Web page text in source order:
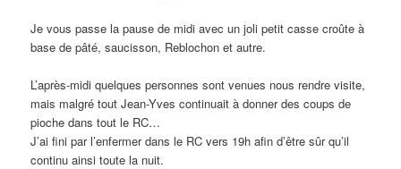
Je vous passe la pause de midi avec un joli petit casse croûte à
base de pâté, saucisson, Reblochon et autre.
L’après-midi quelques personnes sont venues nous rendre visite,
mais malgré tout Jean-Yves continuait à donner des coups de
pioche dans tout le RC…
J’ai fini par l’enfermer dans le RC vers 19h afin d’être sûr qu’il
continu ainsi toute la nuit.